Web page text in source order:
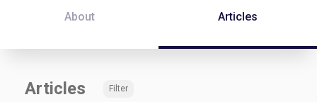
About Articles
Articles Filter